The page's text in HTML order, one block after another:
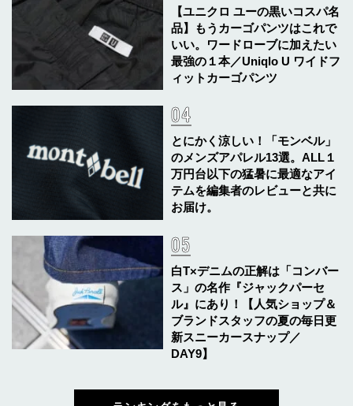
【ユニクロ ユーの黒いコスパ名
品】もうカーゴパンツはこれで
いい。ワードローブに加えたい
最強の１本／Uniqlo U ワイドフ
ィットカーゴパンツ
とにかく涼しい！「モンベル」
のメンズアパレル13選。ALL１
万円台以下の猛暑に最適なアイ
テムを編集者のレビューと共に
お届け。
白T×デニムの正解は「コンバー
ス」の名作『ジャックパーセ
ル』にあり！【人気ショップ＆
ブランドスタッフの夏の毎日更
新スニーカースナップ／
DAY9】